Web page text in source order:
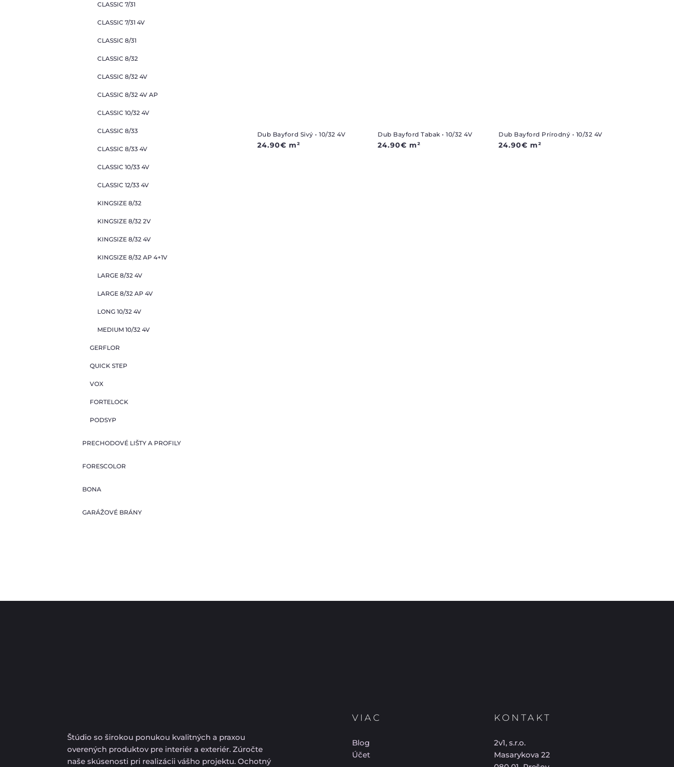
CLASSIC 7/31
CLASSIC 7/31 4V
CLASSIC 8/31
CLASSIC 8/32
CLASSIC 8/32 4V
CLASSIC 8/32 4V AP
CLASSIC 10/32 4V
CLASSIC 8/33
CLASSIC 8/33 4V
CLASSIC 10/33 4V
CLASSIC 12/33 4V
KINGSIZE 8/32
KINGSIZE 8/32 2V
KINGSIZE 8/32 4V
KINGSIZE 8/32 AP 4+1V
LARGE 8/32 4V
LARGE 8/32 AP 4V
LONG 10/32 4V
MEDIUM 10/32 4V
GERFLOR
QUICK STEP
VOX
FORTELOCK
PODSYP
PRECHODOVÉ LIŠTY A PROFILY
FORESCOLOR
BONA
GARÁŽOVÉ BRÁNY
Dub Bayford Sivý • 10/32 4V
24.90€ m²
Dub Bayford Tabak • 10/32 4V
24.90€ m²
Dub Bayford Prírodný • 10/32 4V
24.90€ m²
Štúdio so širokou ponukou kvalitných a praxou
overených produktov pre interiér a exteriér. Zúročte
naše skúsenosti pri realizácii vášho projektu. Ochotný
VIAC
Blog
Účet
KONTAKT
2v1, s.r.o.
Masarykova 22